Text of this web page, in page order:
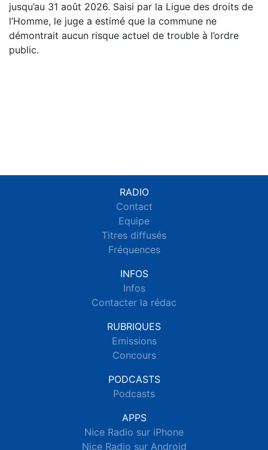
jusqu’au 31 août 2026. Saisi par la Ligue des droits de
l’Homme, le juge a estimé que la commune ne
démontrait aucun risque actuel de trouble à l’ordre
public.
RADIO
Contact
Equipe
Titres diffusés
Fréquences
INFOS
Infos
Contacter la rédac
RUBRIQUES
Emissions
Concours
PODCASTS
Podcasts
APPS
Nice Radio sur iPhone
Nice Radio sur Android